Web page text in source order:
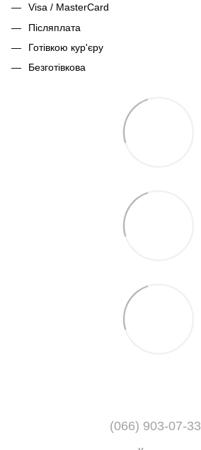
Visa / MasterCard
Післяплата
Готівкою кур'єру
Безготівкова
(066) 903-07-33